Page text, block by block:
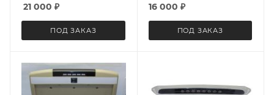
21 000 ₽
ПОД ЗАКАЗ
16 000 ₽
ПОД ЗАКАЗ